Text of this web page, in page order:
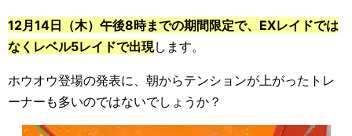
12月14日（木）午後8時までの期間限定で、EXレイドでは
なくレベル5レイドで出現します。
ホウオウ登場の発表に、朝からテンションが上がったトレ
ーナーも多いのではないでしょうか？